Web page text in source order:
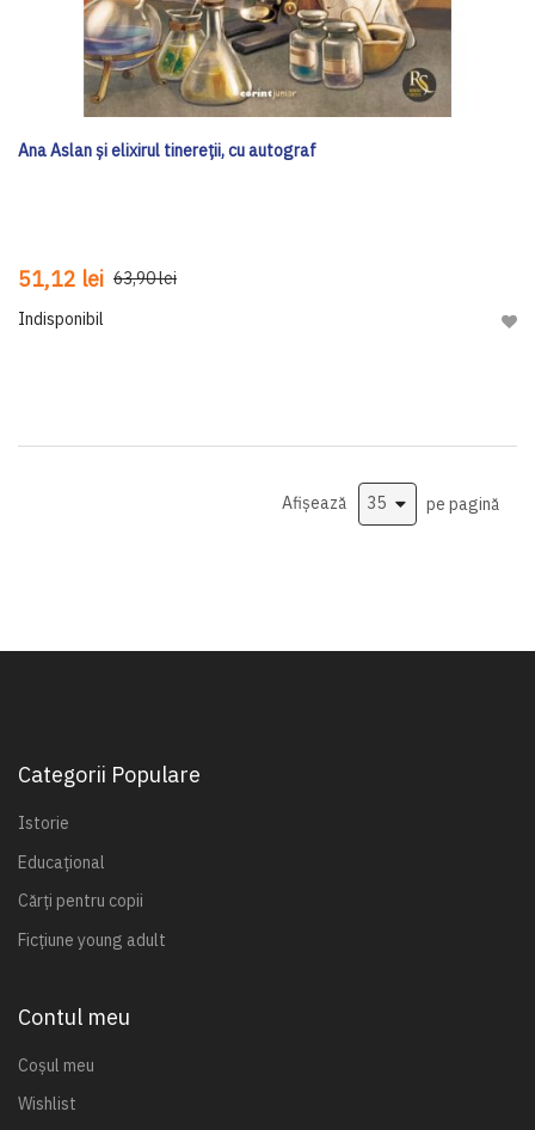
Ana Aslan și elixirul tinereții, cu autograf
51,12 lei 63,90 lei
Indisponibil
Afișează pe pagină
Categorii Populare
Istorie
Educațional
Cărți pentru copii
Ficțiune young adult
Contul meu
Coșul meu
Wishlist